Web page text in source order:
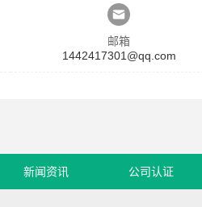
邮箱
1442417301@qq.com
新闻资讯 公司认证